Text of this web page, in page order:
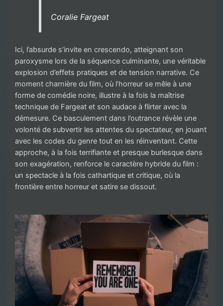
Coralie Fargeat
Ici, l’absurde s’invite en crescendo, atteignant son
paroxysme lors de la séquence culminante, une véritable
explosion d’effets pratiques et de tension narrative. Ce
moment charnière du film, où l’horreur se mêle à une
forme de comédie noire, illustre à la fois la maîtrise
technique de Fargeat et son audace à flirter avec la
démesure. Ce basculement dans l’outrance révèle une
volonté de subvertir les attentes du spectateur, en jouant
avec les codes du genre tout en les réinventant. Cette
approche, à la fois terrifiante et presque burlesque dans
son exagération, renforce le caractère hybride du film :
un spectacle à la fois cathartique et critique, où la
frontière entre horreur et satire se dissout.